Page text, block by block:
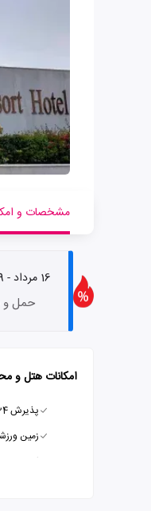
مشخصات و
16 مرداد - 19 مرداد ( 3 شب )
حمل و
امکانات هتل و
پذیرش 24 ساعته
زمین
استخر